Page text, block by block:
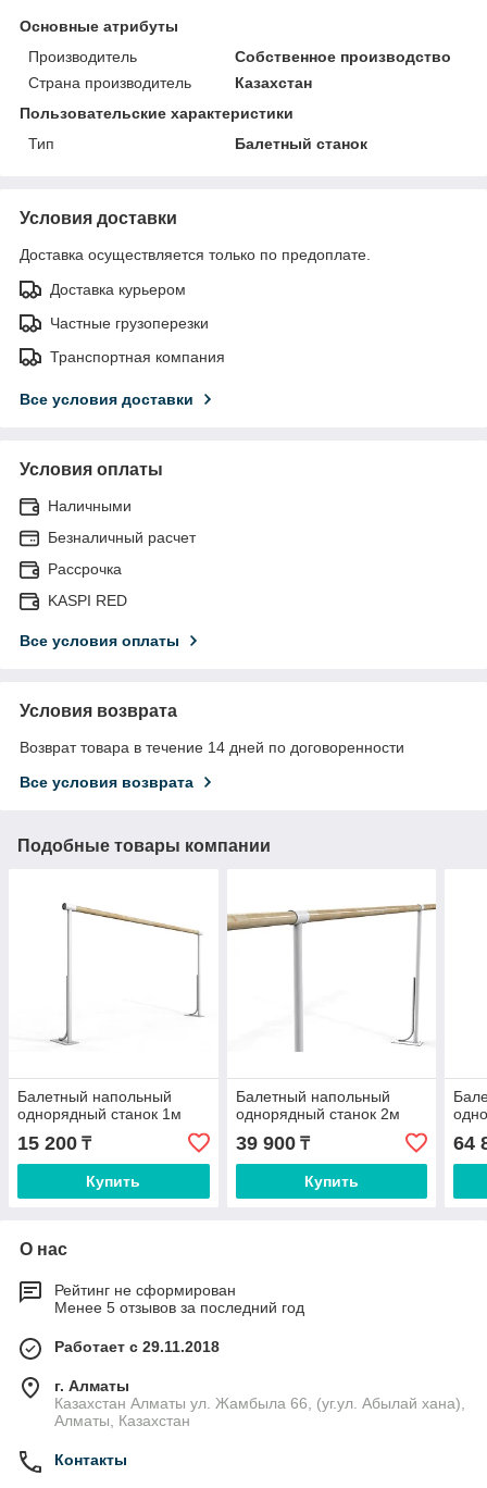
Основные атрибуты
Производитель
Собственное производство
Страна производитель
Казахстан
Пользовательские характеристики
Тип
Балетный станок
Условия доставки
Доставка осуществляется только по предоплате.
Доставка курьером
Частные грузоперезки
Транспортная компания
Все условия доставки
Условия оплаты
Наличными
Безналичный расчет
Рассрочка
KASPI RED
Все условия оплаты
Условия возврата
Возврат товара в течение 14 дней по договоренности
Все условия возврата
Подобные товары компании
Балетный напольный
однорядный станок 1м
15 200 ₸
Купить
Балетный напольный
однорядный станок 2м
39 900₸
Купить
64
О нас
Рейтинг не сформирован
Менее 5 отзывов за последний год
Работает с 29.11.2018
г. Алматы
Казахстан Алматы ул. Жамбыла 66, (уг.ул. Абылай хана),
Алматы, Казахстан
Контакты